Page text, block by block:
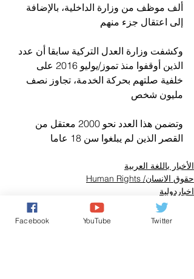
ألف موظف من وزارة الداخلية، بالإضافة
إلى اعتقال جزء منهم
وكشفت وزارة العدل التركية سابقا أن عدد
الذين أوقفوا منذ تموز/يوليو 2016 على
خلفية صلتهم بحركة الخدمة، تجاوز نصف
مليون شخص
وتضمن هذا العدد نحو 2000 معتقل من
القصر الذين لم يبلغوا سن 18 عاما
الأخبار باللغة العربية
حقوق الانسان/ Human Rights
اخباردولية
Facebook YouTube Twitter